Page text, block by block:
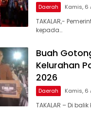
Daerah Kamis, 6
TAKALAR,-
kepada…
Buah
Kelurahan
2026
Daerah Kamis, 6
TAKALAR – Di